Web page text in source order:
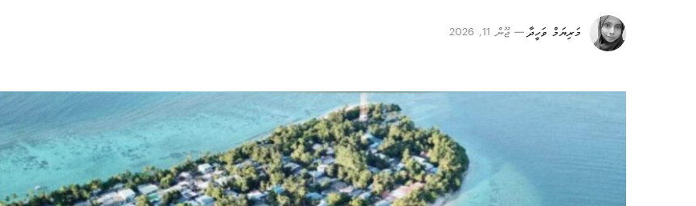
މަރިޔަމް ވަހީދާ ޖޫން 11, 2026